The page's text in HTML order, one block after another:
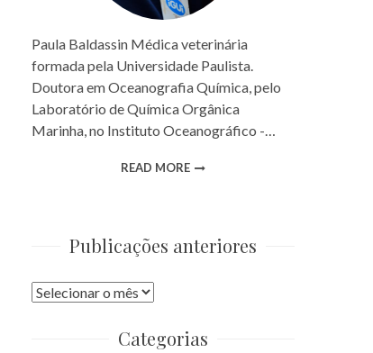
Paula Baldassin Médica veterinária
formada pela Universidade Paulista.
Doutora em Oceanografia Química, pelo
Laboratório de Química Orgânica
Marinha, no Instituto Oceanográfico -…
READ MORE
Publicações anteriores
Publicações
Categorias